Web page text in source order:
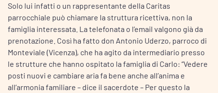
Solo lui infatti o un rappresentante della Caritas
parrocchiale può chiamare la struttura ricettiva, non la
famiglia interessata. La telefonata o l’email valgono già da
prenotazione. Così ha fatto don Antonio Uderzo, parroco di
Monteviale (Vicenza), che ha agito da intermediario presso
le strutture che hanno ospitato la famiglia di Carlo: “Vedere
posti nuovi e cambiare aria fa bene anche all’anima e
all’armonia familiare – dice il sacerdote – Per questo la